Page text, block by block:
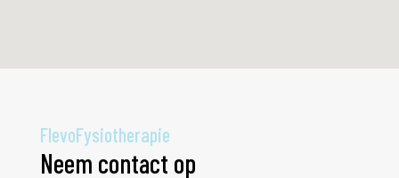
FlevoFysiotherapie
Neem contact op